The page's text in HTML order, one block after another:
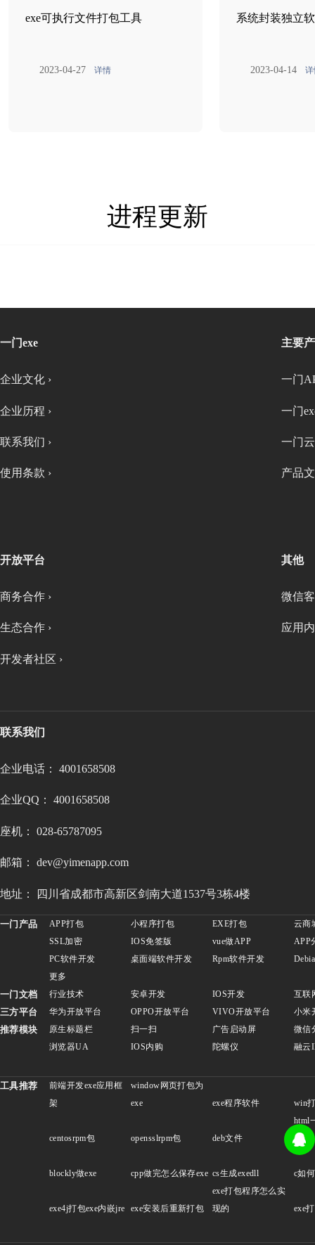
exe可执行文件打包工具
2023-04-27 详情
系统封装独立
2023-04-14 详
进程更新
一门exe
企业文化 ›
企业历程 ›
联系我们 ›
使用条款 ›
主要
一门
一门
一门
产品
开放平台
商务合作 ›
生态合作 ›
开发者社区 ›
其他
微信
应用
联系我们
企业电话： 4001658508
企业QQ： 4001658508
座机： 028-65787095
邮箱： dev@yimenapp.com
地址： 四川省成都市高新区剑南大道1537号3栋4楼
一门产品 APP打包 小程序打包 EXE打包
云商
SSL加密
IOS免签版 vue做APP
APP
PC软件开发
桌面端软件开发 Rpm软件开发
更多
一门文档 行业技术 安卓开发 IOS开发 互联
三方平台 华为开放平台 OPPO开放平台 VIVO开放平台 小米
推荐模块 原生标题栏 扫一扫 广告启动屏
微信
浏览器UA
IOS内购 陀螺仪 融云
工具推荐
前端开发exe应用框
架
window网页打包为
exe
exe程序软件 win
centosrpm包 opensslrpm包 deb文件
html
站
blockly做exe cpp做完怎么保存exe cs生成exedll c如
exe4j打包exe内嵌jre exe安装后重新打包
exe打包程序怎么实
现的
exe